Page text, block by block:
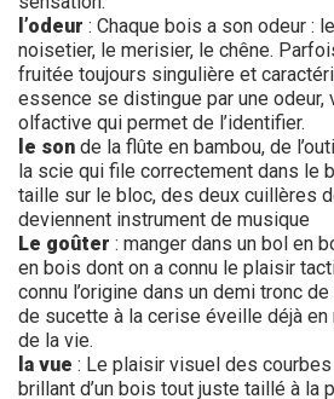
l’odeur : Chaque bois a son odeur :
noisetier, le merisier, le chêne.
fruitée toujours singulière et
essence se distingue par une odeur,
olfactive qui permet de l’identifier.
le son de la flûte en bambou, de
la scie qui file correctement dans le
taille sur le bloc, des deux cuillères
deviennent instrument de musique
Le goûter : manger dans un bol en
en bois dont on a connu le plaisir
connu l’origine dans un demi tronc
de sucette à la cerise éveille déjà
de la vie.
la vue : Le plaisir visuel des courbes
brillant d’un bois tout juste taillé à la